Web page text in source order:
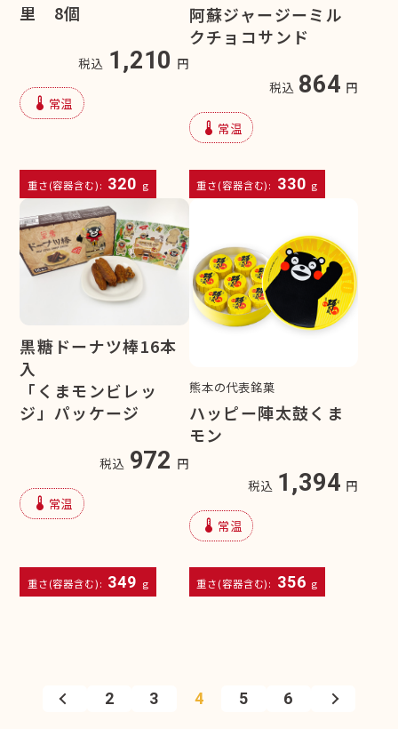
里 8個
税込 1,210 円
device_thermostat 常温
重さ(容器含む): 320 g
阿蘇ジャージーミル
クチョコサンド
税込 864 円
device_thermostat 常温
重さ(容器含む): 330 g
黒糖ドーナツ棒16本
入
「くまモンビレッ
ジ」パッケージ
税込 972 円
device_thermostat 常温
重さ(容器含む): 349 g
熊本の代表銘菓
ハッピー陣太鼓くま
モン
税込 1,394 円
device_thermostat 常温
重さ(容器含む): 356 g
2 3 4 5 6